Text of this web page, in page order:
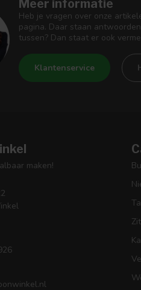
Meer informatie
Heb je vragen over onze
pagina. Daar staan
tussen? Dan staat er ook
Klantenservice
maken!